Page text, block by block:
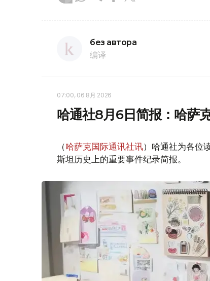
без автора
编译
07:00, 06 8月 2026
哈通社8月6日简报：哈萨
（哈萨克国际通讯社讯）哈通社为各位
斯坦历史上的重要事件纪录简报。